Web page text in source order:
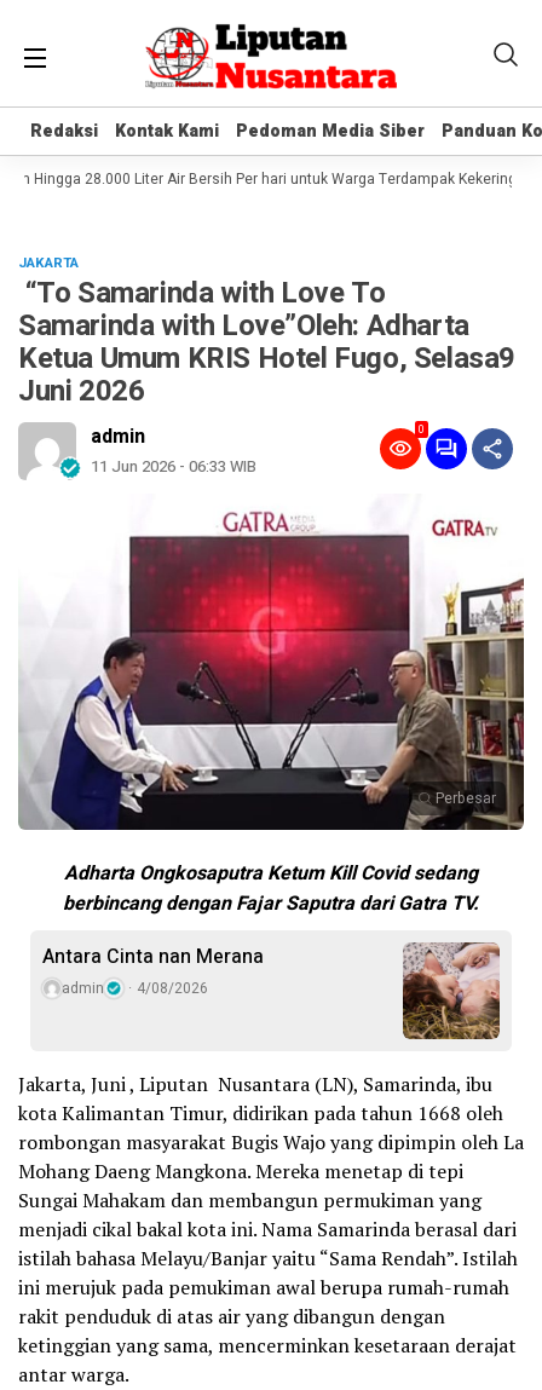
Redaksi Kontak Kami Pedoman Media Siber Panduan
Redaksi Kontak Kami Pedoman Media Siber Panduan
28.000 Liter Air Bersih Per hari untuk Warga Terdampak Kekeringan
JAKARTA
“To Samarinda with Love To
Samarinda with Love”Oleh: Adharta
Ketua Umum KRIS Hotel Fugo, Selasa9
Juni 2026
admin
11 Jun 2026 - 06:33 WIB
0
Perbesar
Adharta Ongkosaputra Ketum Kill Covid sedang
berbincang dengan Fajar Saputradari Gatra TV.
Antara Cinta nan Merana
admin 4/08/2026
Jakarta, Juni , Liputan Nusantara (LN), Samarinda, ibu
kota Kalimantan Timur, didirikan pada tahun 1668 oleh
rombongan masyarakat Bugis Wajo yang dipimpin oleh La
Mohang Daeng Mangkona. Mereka menetap di tepi
Sungai Mahakam dan membangun permukiman yang
menjadi cikal bakal kota ini. Nama Samarinda berasal dari
istilah bahasa Melayu/Banjar yaitu “Sama Rendah”. Istilah
ini merujuk pada pemukiman awal berupa rumah-rumah
rakit penduduk di atas air yang dibangun dengan
ketinggian yang sama, mencerminkan kesetaraan derajat
antar warga.